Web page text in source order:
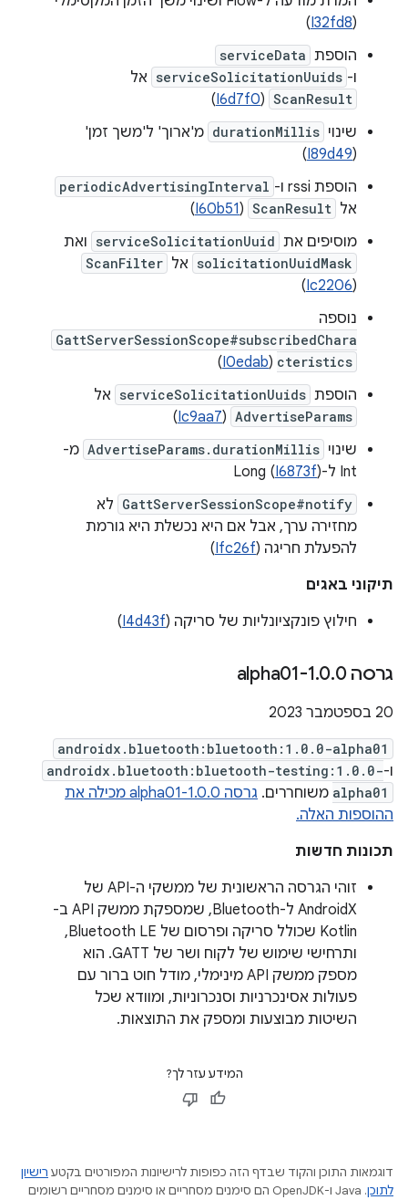
(
I32fd8
)
הוספת serviceData
ו- serviceSolicitationUuids אל
ScanResult
(
I6d7f0
)
שינוי durationMillis מ'ארוך' ל'משך זמן'
(
I89d49
)
הוספת rssi ו-
periodicAdvertisingInterval
אל ScanResult
(
I60b51
)
מוסיפים את serviceSolicitationUuid ואת
solicitationUuidMask אל ScanFilter
(
Ic2206
)
נוספה
GattServerSessionScope#subscribedChara
cteristics
(
I0edab
)
הוספת serviceSolicitationUuids אל
AdvertiseParams
(
Ic9aa7
)
שינוי AdvertiseParams.durationMillis מ-
Int ל-Long (
I6873f)
GattServerSessionScope#notify לא
מחזירה ערך, אבל אם היא נכשלת היא גורמת
להפעלת חריגה (Ifc26f
)
תיקוני באגים
חילוץ פונקציונליות של סריקה (I4d43f
)
גרסה 1 .0.0-alpha01
20 בספטמבר 2023
androidx.bluetooth:bluetooth:1.0.0-alpha01
ו-androidx.bluetooth:bluetooth-testing:1.0.0-
alpha01 משוחררים.
גרסה 1.0.0-alpha01 מכילה את
ההוספות האלה.
תכונות חדשות
זוהי הגרסה הראשונית של ממשקי ה-API של
AndroidX ל-Bluetooth, שמספקת ממשק API ב-
Kotlin שכולל סריקה ופרסום של Bluetooth LE,
ותרחישי שימוש של לקוח ושר של GATT. הוא
מספק ממשק API מינימלי, מודל חוט ברור עם
פעולות אסינכרניות וסנכרוניות, ומוודא שכל
השיטות מבוצעות ומספק את התוצאות.
המידע עזר לך?
דוגמאות התוכן והקוד שבדף הזה כפופות לרישיונות המפורטים בקטע רישיון
לתוכן
.‏ Java ו-OpenJDK הם סימנים מסחריים או סימנים מסחריים רשומים